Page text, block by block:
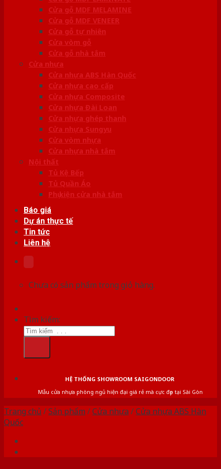
Cửa gỗ MDF MELAMINE
Cửa gỗ MDF VENEER
Cửa gỗ tự nhiên
Cửa vòm gỗ
Cửa gỗ nhà tắm
Cửa nhựa
Cửa nhựa ABS Hàn Quốc
Cửa nhựa cao cấp
Cửa nhựa Composite
Cửa nhựa Đài Loan
Cửa nhựa ghép thanh
Cửa nhựa Sungyu
Cửa vòm nhựa
Cửa nhựa nhà tắm
Nội thất
Tủ Kệ Bếp
Tủ Quần Áo
Phụ kiện cửa nhà tắm
Báo giá
Dự án thực tế
Tin tức
Liên hệ
Chưa có sản phẩm trong giỏ hàng.
Tìm kiếm:
HỆ THỐNG SHOWROOM SAIGONDOOR
Mẫu cửa nhựa phòng ngủ hiện đại giá rẻ mà cực đẹp tại Sài Gòn
Trang chủ /Sản phẩm /Cửa nhựa /Cửa nhựa ABS Hàn
Quốc